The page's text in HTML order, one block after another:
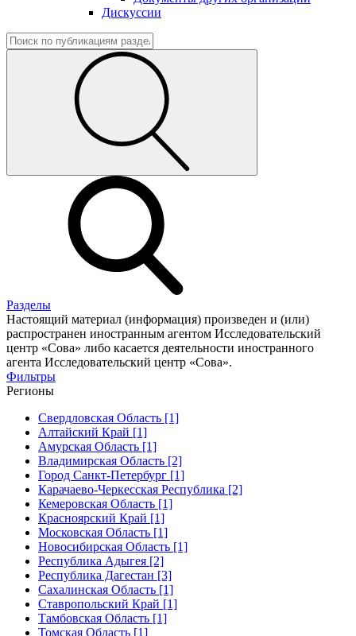
Дискуссии
Разделы
Настоящий материал (информация) произведен и (или)
распространен иностранным агентом Исследовательский
центр «Сова» либо касается деятельности иностранного
агента Исследовательский центр «Сова».
Фильтры
Регионы
Свердловская Область [1]
Алтайский Край [1]
Амурская Область [1]
Владимирская Область [2]
Город Санкт-Петербург [1]
Карачаево-Черкесская Республика [2]
Кемеровская Область [1]
Красноярский Край [1]
Московская Область [1]
Новосибирская Область [1]
Республика Адыгея [2]
Республика Дагестан [3]
Сахалинская Область [1]
Ставропольский Край [1]
Тамбовская Область [1]
Томская Область [1]